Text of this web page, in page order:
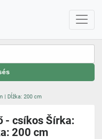
| Dĺžka: 200 cm
- csíkos Šírka:
200 cm